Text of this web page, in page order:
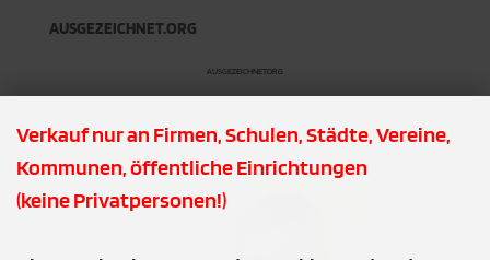
AUSGEZEICHNET.ORG
AUSGEZEICHNET.ORG
PDF DOWNLOADS
Verkauf nur an Firmen, Schulen, Städte, Vereine,
Kommunen, öffentliche Einrichtungen
(keine Privatpersonen!)